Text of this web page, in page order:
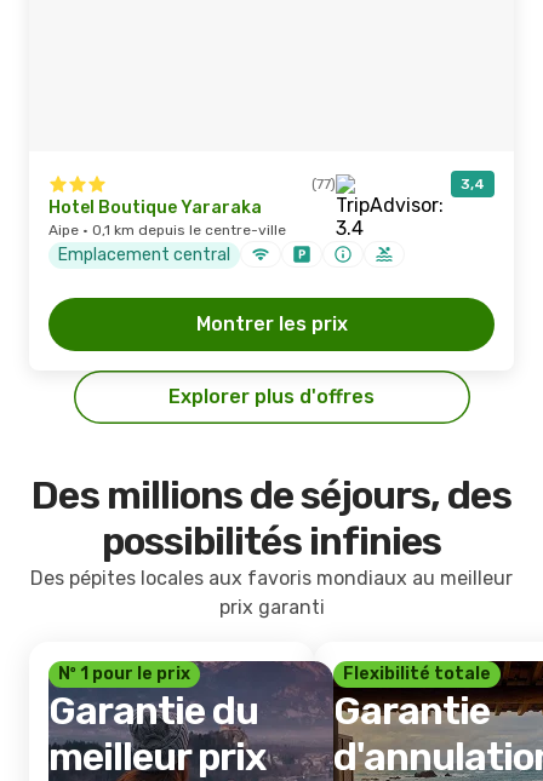
(77) 3,4
Hotel Boutique Yararaka
Aipe · 0,1 km depuis le centre-ville
Emplacement central
Montrer les prix
Explorer plus d'offres
Des millions de séjours, des
possibilités infinies
Des pépites locales aux favoris mondiaux au meilleur
prix garanti
Nº 1 pour le prix
Garantie du
meilleur prix
Flexibilité totale
Garantie